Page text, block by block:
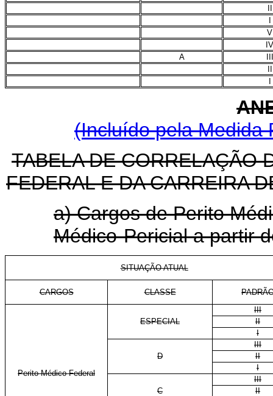
V
IV
A
(Incluído pela Medida
TABELA DE CORRELAÇÃO
FEDERAL E DA CARREIRA
a) Cargos de Perito
Médico-Pericial a partir
SITUAÇÃO ATUAL
CARGOS CLASSE
Perito Médico Federal
ESPECIAL
III
II
I
D
III
II
I
C
III
II